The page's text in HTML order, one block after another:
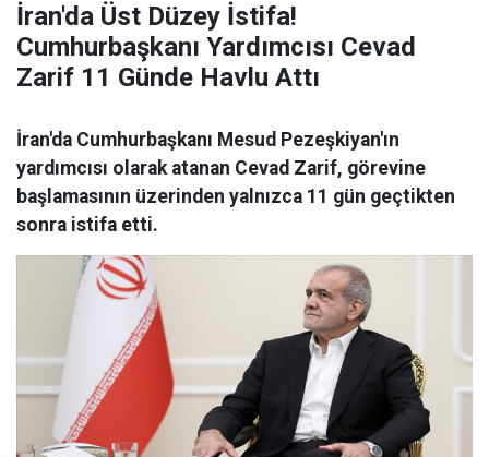
İran'da Üst Düzey İstifa!
Cumhurbaşkanı Yardımcısı Cevad
Zarif 11 Günde Havlu Attı
İran'da Cumhurbaşkanı Mesud Pezeşkiyan'ın
yardımcısı olarak atanan Cevad Zarif, görevine
başlamasının üzerinden yalnızca 11 gün geçtikten
sonra istifa etti.